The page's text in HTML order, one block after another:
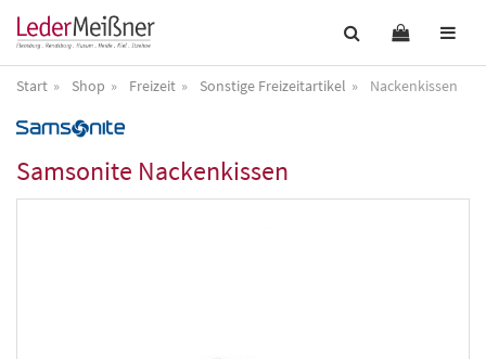
Start Shop Freizeit Sonstige Freizeitartikel Nackenkissen
Samsonite Nackenkissen